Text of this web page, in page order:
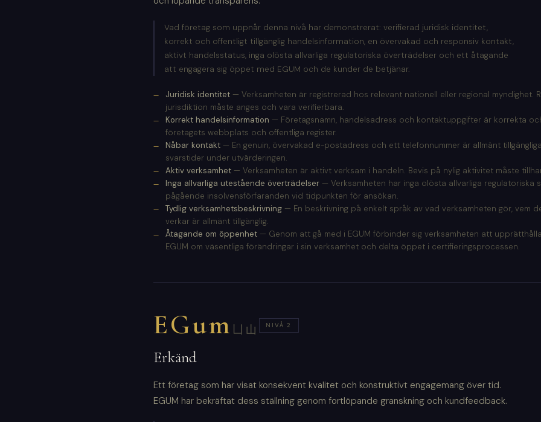
Vad företag som uppnår denna nivå har demonstrerat: verifierad juridisk identitet,
korrekt och offentligt tillgänglig handelsinformation, en övervakad och responsiv kontakt,
aktivt handelsstatus, inga olösta allvarliga regulatoriska överträdelser och ett åtagande
att engagera sig öppet med EGUM och de kunder de betjänar.
Juridisk identitet — Verksamheten är registrerad hos relevant nationell eller regional myndighet.
jurisdiktion måste anges och vara verifierbara.
Korrekt handelsinformation — Företagsnamn, handelsadress och kontaktuppgifter är korrekta
företagets webbplats och offentliga register.
Nåbar kontakt — En genuin, övervakad e-postadress och ett telefonnummer är allmänt
svarstider under utvärderingen.
Aktiv verksamhet — Verksamheten är aktivt verksam i handeln. Bevis på nylig aktivitet måste
Inga allvarliga utestående överträdelser — Verksamheten har inga olösta allvarliga regulatoriska
pågående insolvensförfaranden vid tidpunkten för ansökan.
Tydlig verksamhetsbeskrivning — En beskrivning på enkelt språk av vad verksamheten gör, vem
verkar är allmänt tillgänglig.
Åtagande om öppenhet — Genom att gå med i EGUM förbinder sig verksamheten att
EGUM om väsentliga förändringar i sin verksamhet och delta öppet i certifieringsprocessen.
EGum 凵山 NIVÅ 2
Erkänd
Ett företag som har visat konsekvent kvalitet och konstruktivt engagemang över tid.
EGUM har bekräftat dess ställning genom fortlöpande granskning och kundfeedback.